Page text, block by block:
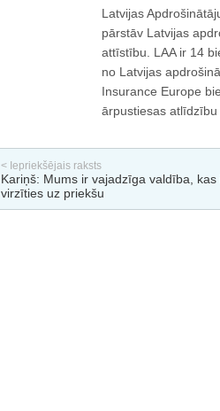
Latvijas
pārstāv Latvijas
attīstību. LAA ir 14
no Latvijas
Insurance Europe
ārpustiesas atlīdzību
< Iepriekšējais raksts
Kariņš: Mums ir vajadzīga valdība, kas
virzīties uz priekšu